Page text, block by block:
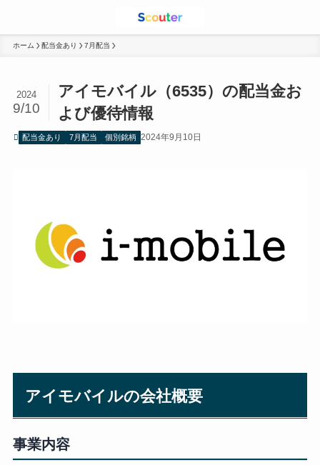
ホーム 配当金あり 7月配当
アイモバイル（6535）の配当金お
よび優待情報
2024
9/10
配当金あり 7月配当 個別銘柄 2024年9月10日
アイモバイルの会社概要
事業内容